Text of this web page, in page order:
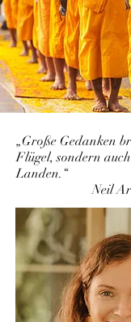
„Große Gedanken
Flügel, sondern
Landen.“
Neil